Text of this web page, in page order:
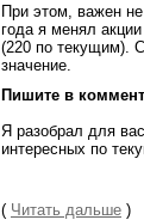
При этом, важен
года я менял
(220 по текущим).
значение.
Пишите в
Я разобрал для
интересных по
( Читать дальше )